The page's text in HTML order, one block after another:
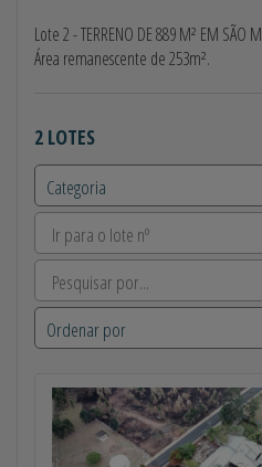
Lote 2 - TERRENO DE 889 M² EM SÃO
Área remanescente de 253m².
2 LOTES
Anterior